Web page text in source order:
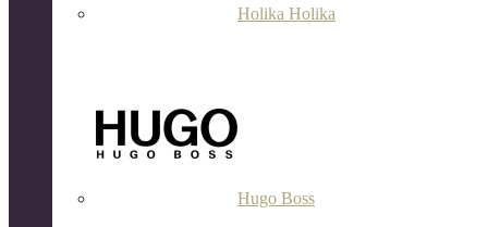
Holika Holika
Hugo Boss